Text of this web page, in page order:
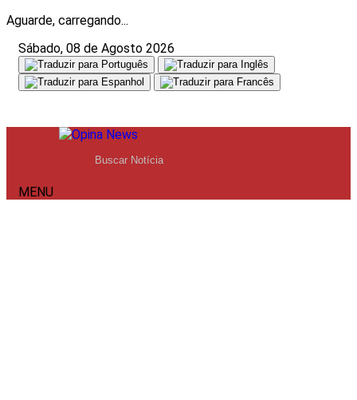
Aguarde, carregando...
Sábado, 08 de Agosto 2026
MENU